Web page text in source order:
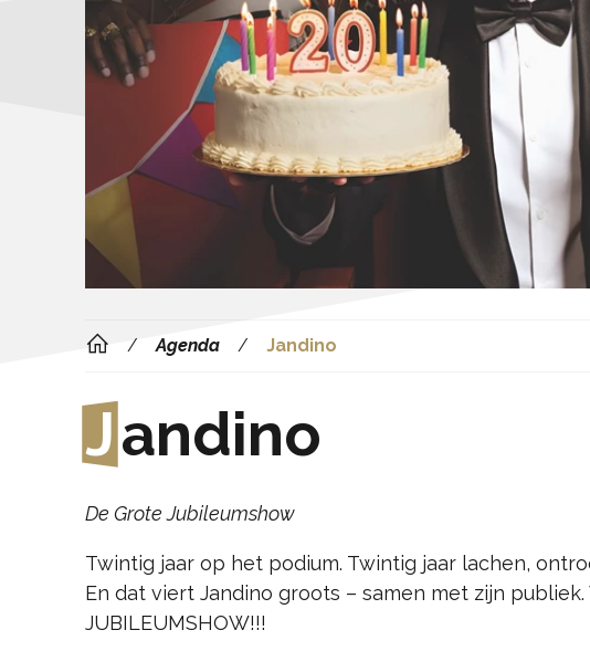
Agenda Jandino
Jandino
De Grote Jubileumshow
Twintig jaar op het podium. Twintig jaar lachen,
En dat viert Jandino groots – samen met zijn publiek.
JUBILEUMSHOW!!!